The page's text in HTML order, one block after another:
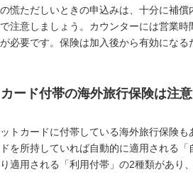
慌ただしいときの申込みは、十分に補
注意しましょう。カウンターには営業
必要です。保険は加入後から有効になる
ード付帯の海外旅行保険は注意
トカードに付帯している海外旅行保険も
を所持していれば自動的に適用される
適用される「利用付帯」の2種類があり